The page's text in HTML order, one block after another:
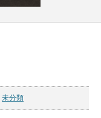
未分類